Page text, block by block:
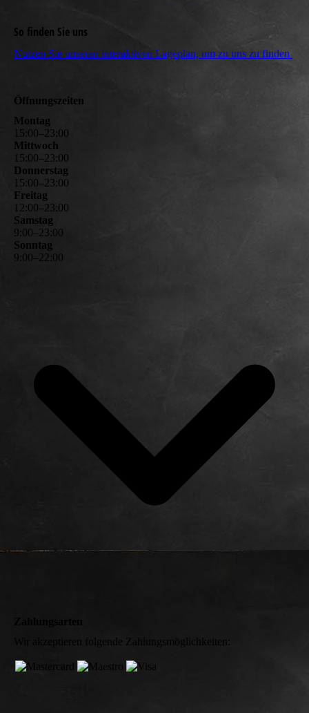
So finden Sie uns
Nutzen Sie unseren interaktiven La­ge­plan, um zu uns zu finden
Öffnungszeiten
Montag
15:00–23:00
Mittwoch
15:00–23:00
Donnerstag
15:00–23:00
Freitag
12:00–23:00
Samstag
9:00–23:00
Sonntag
9:00 22:00
Wir akzeptieren folgende Zahlungsmöglichkeiten: